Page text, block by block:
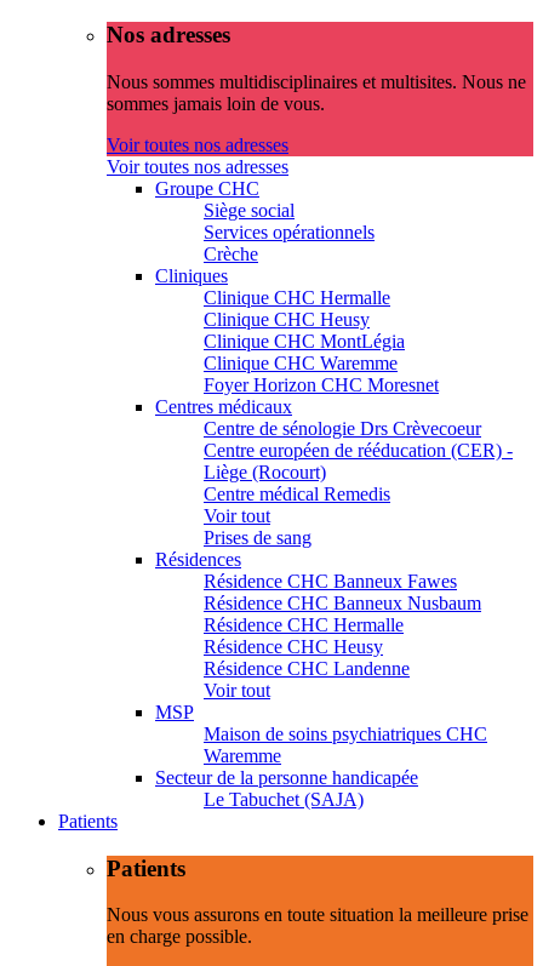
Nos adresses
Nous sommes multidisciplinaires et multisites. Nous ne
sommes jamais loin de vous.
Voir toutes nos adresses
Voir toutes nos adresses
Groupe CHC
Siège social
Services opérationnels
Crèche
Cliniques
Clinique CHC Hermalle
Clinique CHC Heusy
Clinique CHC MontLégia
Clinique CHC Waremme
Foyer Horizon CHC Moresnet
Centres médicaux
Centre de sénologie Drs Crèvecoeur
Centre européen de rééducation (CER) -
Liège (Rocourt)
Centre médical Remedis
Voir tout
Prises de sang
Résidences
Résidence CHC Banneux Fawes
Résidence CHC Banneux Nusbaum
Résidence CHC Hermalle
Résidence CHC Heusy
Résidence CHC Landenne
Voir tout
MSP
Maison de soins psychiatriques CHC
Waremme
Secteur de la personne handicapée
Le Tabuchet (SAJA)
Patients
Patients
Nous vous assurons en toute situation la meilleure prise
en charge possible.